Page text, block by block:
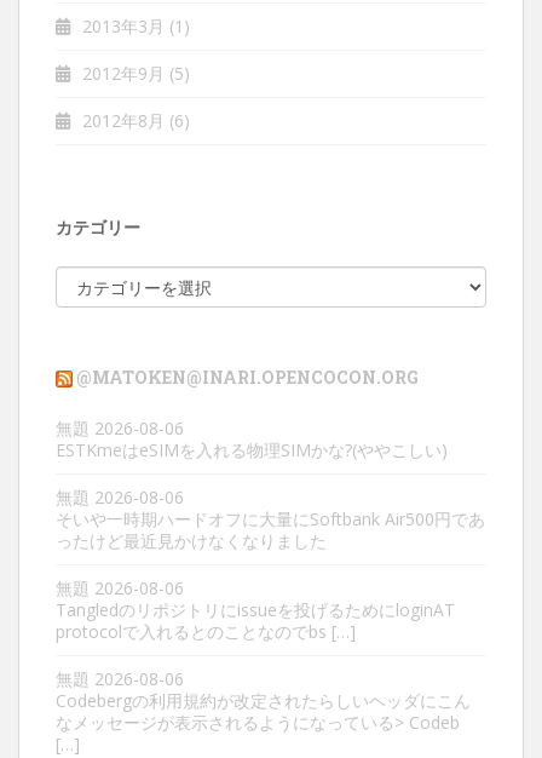
2013年3月 (1)
2012年9月 (5)
2012年8月 (6)
カテゴリー
テ
ー
@MATOKEN@INARI.OPENCOCON.ORG
無題 2026-08-06
ESTKmeはeSIMを入れる物理SIMかな?(ややこしい)
無題 2026-08-06
そいや一時期ハードオフに大量にSoftbank Air500円であ
ったけど最近見かけなくなりました
無題 2026-08-06
Tangledのリポジトリにissueを投げるためにloginAT
protocolで入れるとのことなのでbs […]
無題 2026-08-06
Codebergの利用規約が改定されたらしいヘッダにこん
なメッセージが表示されるようになっている> Codeb
[…]